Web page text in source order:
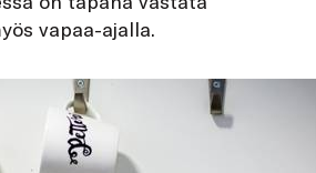
vapaa-ajalla.